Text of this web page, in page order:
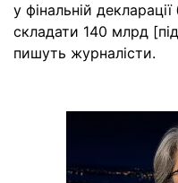
у фінальній
складати 140 млрд
пишуть журналісти.